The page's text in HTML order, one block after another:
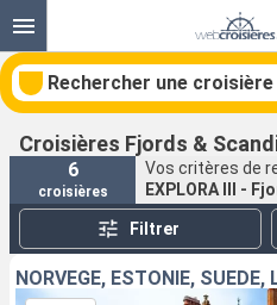
Rechercher une croisière
Nos destinations
Mois de départ
Croisières Fjords &
6
croisières
Vos critères de
EXPLORA III -
Filtrer